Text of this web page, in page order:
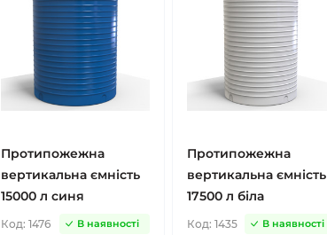
Протипожежна
вертикальна ємність
15000 л синя
Код: 1476 В наявності
Протипожежна
вертикальна ємність
17500 л біла
Код: 1435 В наявності